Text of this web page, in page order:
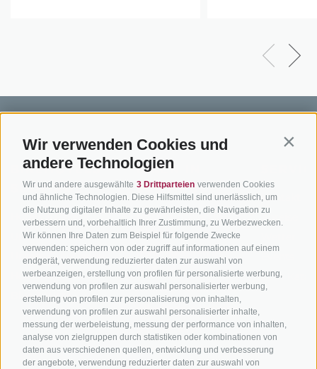
Wir verwenden Cookies und
andere Technologien
Wir und andere ausgewählte 3 Drittparteien verwenden Cookies
und ähnliche Technologien. Diese Hilfsmittel sind unerlässlich, um
die Nutzung digitaler Inhalte zu gewährleisten, die Navigation zu
verbessern und, vorbehaltlich Ihrer Zustimmung, zu Werbezwecken.
Wir können Ihre Daten zum Beispiel für folgende Zwecke
verwenden: speichern von oder zugriff auf informationen auf einem
endgerät, verwendung reduzierter daten zur auswahl von
werbeanzeigen, erstellung von profilen für personalisierte werbung,
verwendung von profilen zur auswahl personalisierter werbung,
erstellung von profilen zur personalisierung von inhalten,
verwendung von profilen zur auswahl personalisierter inhalte,
messung der werbeleistung, messung der performance von inhalten,
analyse von zielgruppen durch statistiken oder kombinationen von
daten aus verschiedenen quellen, entwicklung und verbesserung
der angebote, verwendung reduzierter daten zur auswahl von
BIKEHOTELS
SÜDTIROL
Hotels & Pakete
Urlaubspakete
Unsere Gutscheine
Hot Deals
Bike & Work
BIKEN IN
SÜDTIROL
Mountainbiken in
Südtirol
Rennradfahren in
Südtirol
Radwege in Südtirol
Bikeshops & Verleihe
Bike-Schulen
Tourenzentrale
Kontakt
Anreise
Zum